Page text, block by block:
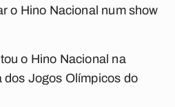
o Hino Nacional num show
o Hino Nacional na
Jogos Olímpicos do